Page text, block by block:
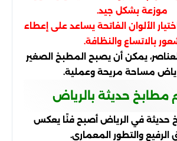
موزعة بشكل جيد.
اختيار الألوان الفاتحة يساعد على إعطاء
بالاتساع والنظافة.
يمكن أن يصبح المطبخ الصغير
مساحة مريحة وعملية.
حديثة بالرياض
حديثة في الرياض أصبح فنًا يعكس
الرفيع والتطور المعماري.